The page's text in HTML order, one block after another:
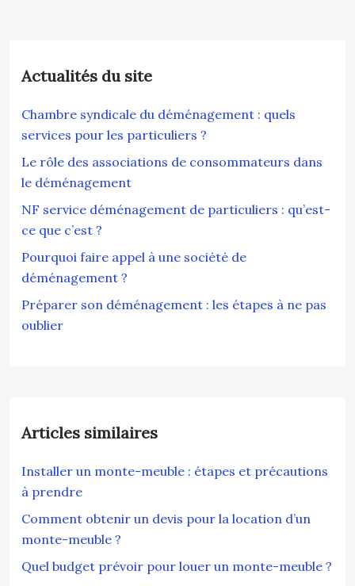
Actualités du site
Chambre syndicale du déménagement : quels
services pour les particuliers ?
Le rôle des associations de consommateurs dans
le déménagement
NF service déménagement de particuliers : qu’est-
ce que c’est ?
Pourquoi faire appel à une société de
déménagement ?
Préparer son déménagement : les étapes à ne pas
oublier
Articles similaires
Installer un monte-meuble : étapes et précautions
à prendre
Comment obtenir un devis pour la location d’un
monte-meuble ?
Quel budget prévoir pour louer un monte-meuble ?